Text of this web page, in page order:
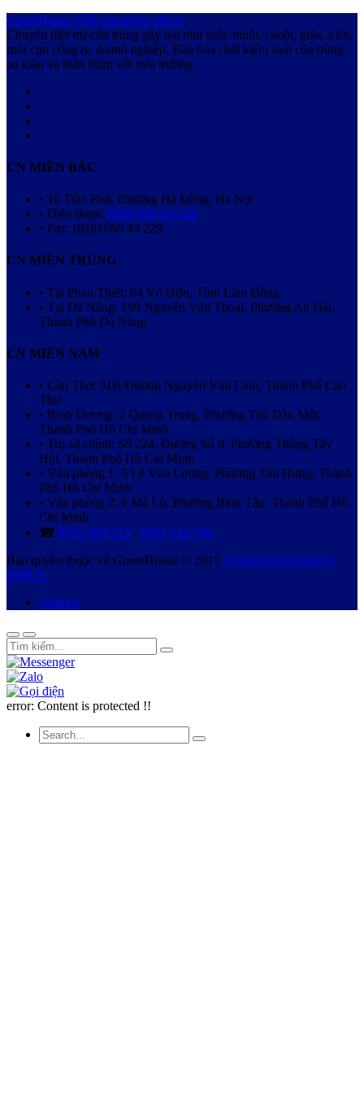
GreenHouse Diệt côn trùng giá rẻ
Chuyên diệt trừ côn trùng gây hại như mối, muỗi, chuột, gián, kiến,
ruồi cho công ty, doanh nghiệp. Bán hóa chất kiểm soát côn trùng
an toàn và thân thiện với môi trường.
CN MIỀN BẮC
• 16 Trần Phú, Phường Hà Đông, Hà Nội
• Điện thoại: (028) 668 43 228
• Fax: (028) 668 43 229
CN MIỀN TRUNG
• Tại Phan Thiết: 64 Võ Hữu, Tỉnh Lâm Đồng
• Tại Đà Nẵng: 199 Nguyễn Văn Thoại, Phường An Hải,
Thành Phố Đà Nẵng
CN MIỀN NAM
• Cần Thơ: 91B Đường Nguyễn Văn Linh, Thành Phố Cần
Thơ
• Bình Dương: 2 Quang Trung, Phường Thủ Dầu Một,
Thành Phố Hồ Chí Minh
• Trụ sở chính: Số 224, Đường Số 9, Phường Thông Tây
Hội, Thành Phố Hồ Chí Minh
• Văn phòng 1: 5 Lê Văn Lương, Phường Tân Hưng, Thành
Phố Hồ Chí Minh
• Văn phòng 2: 6 Mã Lò, Phường Bình Tân, Thành Phố Hồ
Chí Minh
☎ 0932 609 515 - 0931 144 568
Bản quyền thuộc về GreenHouse © 2017 Content Protection by
DMCA
Sitemap
error: Content is protected !!